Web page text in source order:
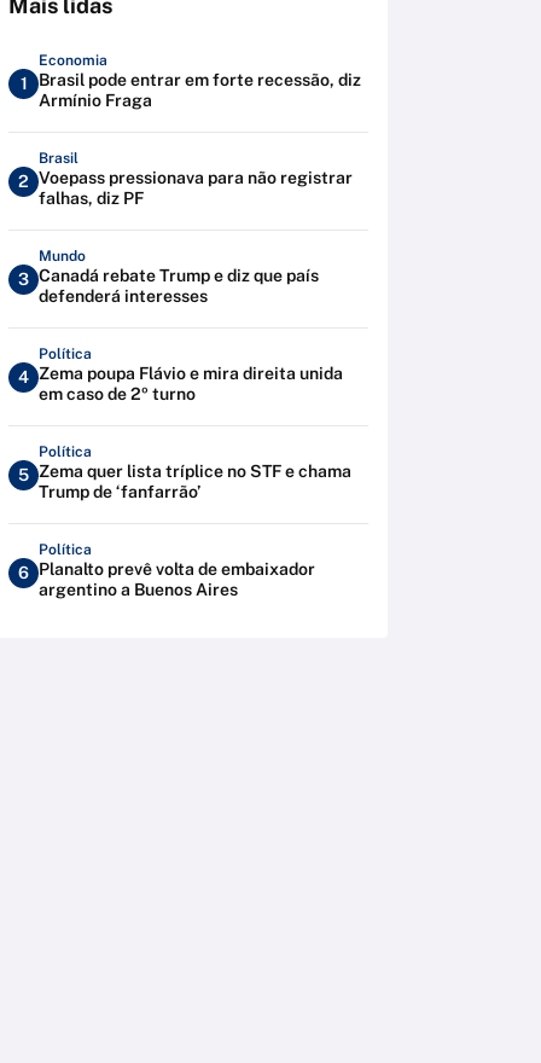
Mais lidas
1
Economia
Brasil pode entrar em forte recessão, diz
Armínio Fraga
2
Brasil
Voepass pressionava para não registrar
falhas, diz PF
3
Mundo
Canadá rebate Trump e diz que país
defenderá interesses
4
Política
Zema poupa Flávio e mira direita unida
em caso de 2º turno
5
Política
Zema quer lista tríplice no STF e chama
Trump de ‘fanfarrão’
6
Política
Planalto prevê volta de embaixador
argentino a Buenos Aires